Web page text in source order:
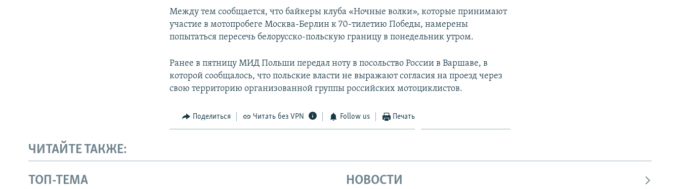
Между тем сообщается, что байкеры клуба «Ночные волки», которые принимают
участие в мотопробеге Москва-Берлин к 70-тилетию Победы, намерены
попытаться пересечь белорусско-польскую границу в понедельник утром.
Ранее в пятницу МИД Польши передал ноту в посольство России в Варшаве, в
которой сообщалось, что польские власти не выражают согласия на проезд через
свою территорию организованной группы российских мотоциклистов.
Поделиться Читать без VPN Follow us Печать
ЧИТАЙТЕ ТАКЖЕ:
ТОП-ТЕМА НОВОСТИ